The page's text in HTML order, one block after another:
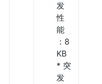
发
性
能
： 8
KB
* 突
发